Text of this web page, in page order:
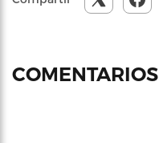
COMENTARIOS